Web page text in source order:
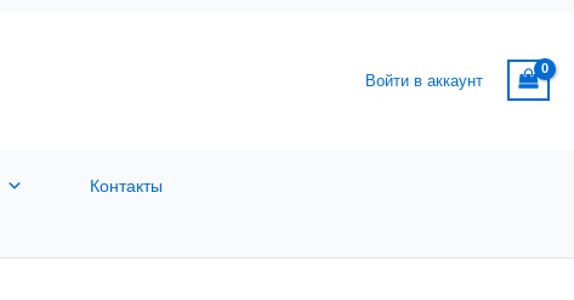
Войти в аккаунт
Контакты